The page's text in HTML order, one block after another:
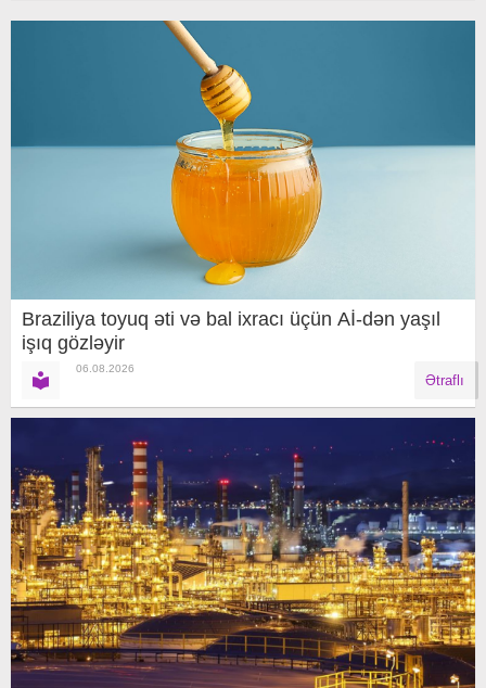
Braziliya toyuq əti və bal ixracı üçün Aİ-dən yaşıl
işıq gözləyir
06.08.2026
Ətraflı